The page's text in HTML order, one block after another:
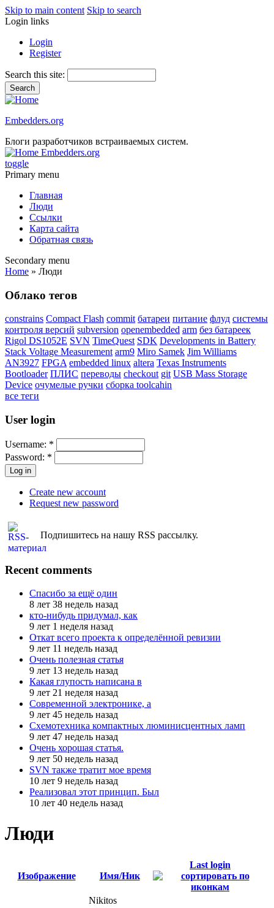
Skip to main content Skip to search
Login links
Login
Register
Search this site:
Embedders.org
Блоги разработчиков встраиваемых систем.
Embedders.org
toggle
Primary menu
Главная
Люди
Ссылки
Карта сайта
Обратная связь
Secondary menu
Home » Люди
Облако тегов
constrains Compact Flash commit батареи питание флуд системы
контроля версий subversion openembedded arm без батареек
Rigol DS1052E SVN TimeQuest SDK Developments in Battery
Stack Voltage Measurement arm9 Miro Samek Jim Williams
AN3927 FPGA embedded linux altera Texas Instruments
Bootloader ПЛИС переводы checkout git USB Mass Storage
Device очумелые ручки сборка toolcahin
все теги
User login
Username: *
Password: *
Create new account
Request new password
Подпишитесь на нашу RSS рассылку.
Recent comments
Спасибо за ещё один
8 лет 38 недель назад
кто-нибудь придумал, как
9 лет 1 неделя назад
Откат всего проекта к определённой ревизии
9 лет 11 недель назад
Очень полезная статья
9 лет 13 недель назад
Какая глупость написана в
9 лет 21 неделя назад
Современной электронике, а
9 лет 45 недель назад
Схемотехника компактных люминисцентных ламп
9 лет 47 недель назад
Очень хорошая статья.
9 лет 50 недель назад
SVN также тратит мое время
10 лет 9 недель назад
Реализовал этот принцип. Был
10 лет 40 недель назад
Люди
Изображение Имя/Ник
Last login
Nikitos